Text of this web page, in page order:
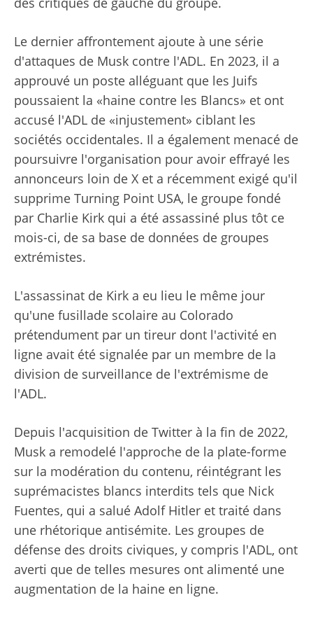
Le dernier affrontement ajoute à une série
d'attaques de Musk contre l'ADL. En 2023, il a
approuvé un poste alléguant que les Juifs
poussaient la «haine contre les Blancs» et ont
accusé l'ADL de «injustement» ciblant les
sociétés occidentales. Il a également menacé de
poursuivre l'organisation pour avoir effrayé les
annonceurs loin de X et a récemment exigé qu'il
supprime Turning Point USA, le groupe fondé
par Charlie Kirk qui a été assassiné plus tôt ce
mois-ci, de sa base de données de groupes
extrémistes.
L'assassinat de Kirk a eu lieu le même jour
qu'une fusillade scolaire au Colorado
prétendument par un tireur dont l'activité en
ligne avait été signalée par un membre de la
division de surveillance de l'extrémisme de
l'ADL.
Depuis l'acquisition de Twitter à la fin de 2022,
Musk a remodelé l'approche de la plate-forme
sur la modération du contenu, réintégrant les
suprémacistes blancs interdits tels que Nick
Fuentes, qui a salué Adolf Hitler et traité dans
une rhétorique antisémite. Les groupes de
défense des droits civiques, y compris l'ADL, ont
averti que de telles mesures ont alimenté une
augmentation de la haine en ligne.